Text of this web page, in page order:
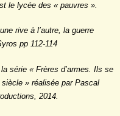
le lycée des « pauvres ».
rive à l’autre, la guerre
pp 112-114
série « Frères d’armes. Ils se
» réalisée par Pascal
2014.